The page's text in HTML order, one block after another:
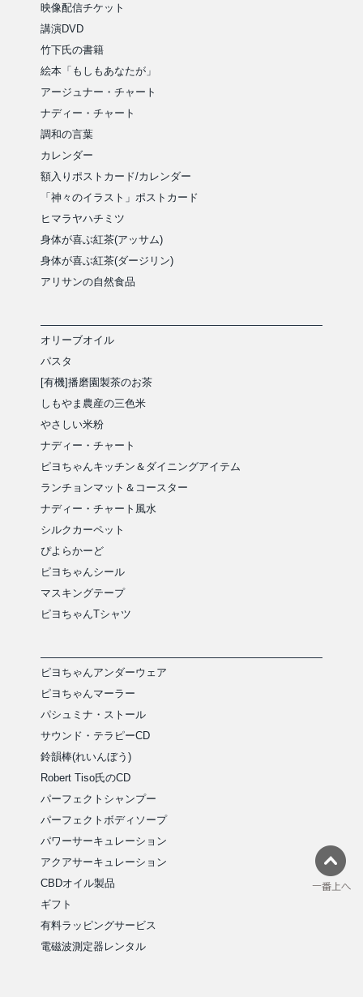
映像配信チケット
講演DVD
竹下氏の書籍
絵本「もしもあなたが」
アージュナー・チャート
ナディー・チャート
調和の言葉
カレンダー
額入りポストカード/カレンダー
「神々のイラスト」ポストカード
ヒマラヤハチミツ
身体が喜ぶ紅茶(アッサム)
身体が喜ぶ紅茶(ダージリン)
アリサンの自然食品
オリーブオイル
パスタ
[有機]播磨園製茶のお茶
しもやま農産の三色米
やさしい米粉
ナディー・チャート
ピヨちゃんキッチン＆ダイニングアイテム
ランチョンマット＆コースター
ナディー・チャート風水
シルクカーペット
ぴよらかーど
ピヨちゃんシール
マスキングテープ
ピヨちゃんTシャツ
ピヨちゃんアンダーウェア
ピヨちゃんマーラー
パシュミナ・ストール
サウンド・テラピーCD
鈴韻棒(れいんぼう)
Robert Tiso氏のCD
パーフェクトシャンプー
パーフェクトボディソープ
パワーサーキュレーション
アクアサーキュレーション
CBDオイル製品
ギフト
有料ラッピングサービス
電磁波測定器レンタル